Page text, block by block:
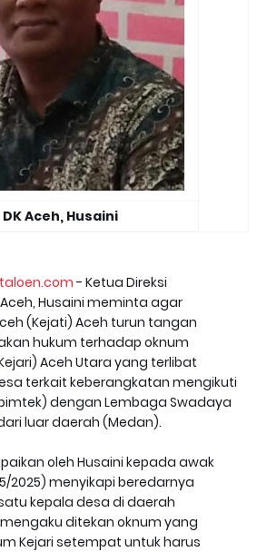
Aceh, Husaini
- Ketua Direksi
Husaini meminta agar
(Kejati) Aceh turun tangan
hukum terhadap oknum
Aceh Utara yang terlibat
terkait keberangkatan mengikuti
dengan Lembaga Swadaya
luar daerah (Medan).
oleh Husaini kepada awak
2025) menyikapi beredarnya
kepala desa di daerah
ditekan oknum yang
Kejari setempat untuk harus